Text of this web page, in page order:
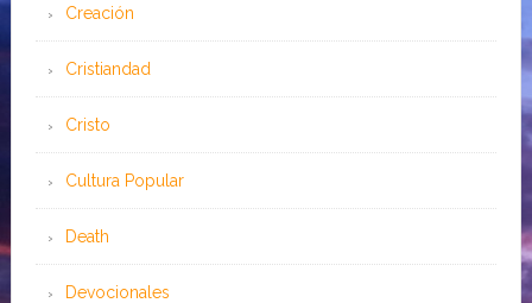
Creación
Cristiandad
Cristo
Cultura Popular
Death
Devocionales